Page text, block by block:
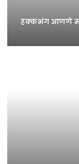
हक्कभंग आणणे